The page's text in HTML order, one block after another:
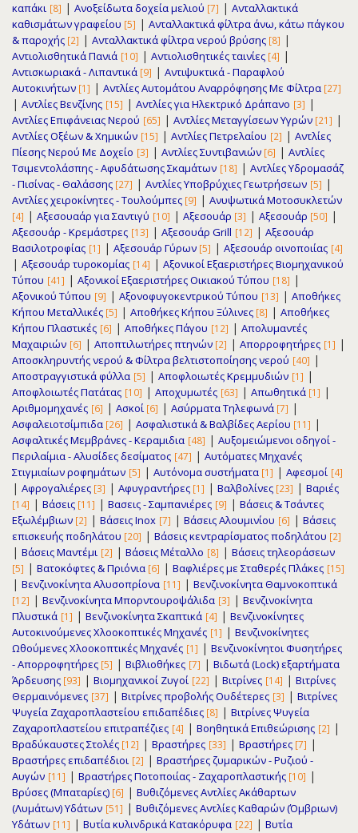
καπάκι [8] | Ανοξείδωτα δοχεία μελιού [7] | Ανταλλακτικά
καθισμάτων γραφείου [5] | Ανταλλακτικά φίλτρα άνω, κάτω πάγκου
& παροχής [2] | Ανταλλακτικά φίλτρα νερού βρύσης [8] |
Αντιολισθητικά Πανιά [10] | Αντιολισθητικές ταινίες [4] |
Αντισκωριακά - Λιπαντικά [9] | Αντιψυκτικά - Παραφλού
Αυτοκινήτων [1] | Αντλίες Αυτομάτου Αναρρόφησης Με Φίλτρα [27]
| Αντλίες Βενζίνης [15] | Αντλίες για Ηλεκτρικό Δράπανο [3] |
Αντλίες Επιφάνειας Νερού [65] | Αντλίες Μεταγγίσεων Υγρών [21] |
Αντλίες Οξέων & Χημικών [15] | Αντλίες Πετρελαίου [2] | Αντλίες
Πίεσης Νερού Με Δοχείο [3] | Αντλίες Συντιβανιών [6] | Αντλίες
Τσιμεντολάσπης - Αφυδάτωσης Σκαμάτων [18] | Αντλίες Υδρομασάζ
- Πισίνας - Θαλάσσης [27] | Αντλίες Υποβρύχιες Γεωτρήσεων [5] |
Αντλίες χειροκίνητες - Τουλούμπες [9] | Ανυψωτικά Μοτοσυκλετών
[4] | Αξεσουαάρ για Σαντιγύ [10] | Αξεσουάρ [3] | Αξεσουάρ [50] |
Αξεσουάρ - Κρεμάστρες [13] | Αξεσουάρ Grill [12] | Αξεσουάρ
Βασιλοτροφίας [1] | Αξεσουάρ Γύρων [5] | Αξεσουάρ οινοποιίας [4]
| Αξεσουάρ τυροκομίας [14] | Αξονικοί Εξαεριστήρες Βιομηχανικού
Τύπου [41] | Αξονικοί Εξαεριστήρες Οικιακού Τύπου [18] |
Αξονικού Τύπου [9] | Αξονοφυγοκεντρικού Τύπου [13] | Αποθήκες
Κήπου Μεταλλικές [5] | Αποθήκες Κήπου Ξύλινες [8] | Αποθήκες
Κήπου Πλαστικές [6] | Αποθήκες Πάγου [12] | Απολυμαντές
Μαχαιριών [6] | Αποπτιλωτήρες πτηνών [2] | Απορροφητήρες [1] |
Αποσκληρυντής νερού & Φίλτρα βελτιστοποίησης νερού [40] |
Αποστραγγιστικά φύλλα [5] | Αποφλοιωτές Κρεμμυδιών [1] |
Αποφλοιωτές Πατάτας [10] | Αποχυμωτές [63] | Απωθητικά [1] |
Αριθμομηχανές [6] | Ασκοί [6] | Ασύρματα Τηλεφωνά [7] |
Ασφαλειοτσίμπιδα [26] | Ασφαλιστικά & Βαλβίδες Αερίου [11] |
Ασφαλτικές Μεμβράνες - Κεραμιδια [48] | Αυξομειώμενοι οδηγοί -
Περιλαίμια - Αλυσίδες δεσίματος [47] | Αυτόματες Μηχανές
Στιγμιαίων ροφημάτων [5] | Αυτόνομα συστήματα [1] | Αφεσμοί [4]
| Αφρογαλιέρες [3] | Αφυγραντήρες [1] | Βαλβολίνες [23] | Βαριές
[14] | Βάσεις [11] | Βασεις - Σαμπανιέρες [9] | Βάσεις & Τσάντες
Εξωλέμβιων [2] | Βάσεις Inox [7] | Βάσεις Αλουμινίου [6] | Βάσεις
επισκευής ποδηλάτου [20] | Βάσεις κεντραρίσματος ποδηλάτου [2]
| Βάσεις Μαντέμι [2] | Βάσεις Μέταλλο [8] | Βάσεις τηλεοράσεων
[5] | Βατοκόφτες & Πριόνια [6] | Βαφλιέρες με Σταθερές Πλάκες [15]
| Βενζινοκίνητα Αλυσοπρίονα [11] | Βενζινοκίνητα Θαμνοκοπτικά
[12] | Βενζινοκίνητα Μπορντουροψάλιδα [3] | Βενζινοκίνητα
Πλυστικά [1] | Βενζινοκίνητα Σκαπτικά [4] | Βενζινοκίνητες
Αυτοκινούμενες Χλοοκοπτικές Μηχανές [1] | Βενζινοκίνητες
Ωθούμενες Χλοοκοπτικές Μηχανές [1] | Βενζινοκίνητοι Φυσητήρες
- Απορροφητήρες [5] | Βιβλιοθήκες [7] | Βιδωτά (Lock) εξαρτήματα
Άρδευσης [93] | Βιομηχανικοί Ζυγοί [22] | Βιτρίνες [14] | Βιτρίνες
Θερμαινόμενες [37] | Βιτρίνες προβολής Ουδέτερες [3] | Βιτρίνες
Ψυγεία Ζαχαρoπλαστείου επιδαπέδιες [8] | Βιτρίνες Ψυγεία
Ζαχαρoπλαστείου επιτραπέζιες [4] | Βοηθητικά Επιθεώρισης [2] |
Βραδύκαυστες Στολές [12] | Βραστήρες [33] | Βραστήρες [7] |
Βραστήρες επιδαπέδιοι [2] | Βραστήρες ζυμαρικών - Ρυζιού -
Αυγών [11] | Βραστήρες Ποτοποιίας - Ζαχαροπλαστικής [10] |
Βρύσες (Μπαταρίες) [6] | Βυθιζόμενες Αντλίες Ακάθαρτων
(Λυμάτων) Υδάτων [51] | Βυθιζόμενες Αντλίες Καθαρών (Όμβριων)
Υδάτων [11] | Βυτία κυλινδρικά Κατακόρυφα [22] | Βυτία